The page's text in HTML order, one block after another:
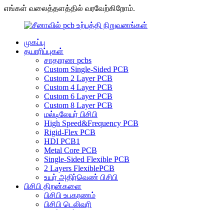
எங்கள் வலைத்தளத்தில் வரவேற்கிறோம்.
முகப்பு
தயாரிப்புகள்
சாதாரண pcbs
Custom Single-Sided PCB
Custom 2 Layer PCB
Custom 4 Layer PCB
Custom 6 Layer PCB
Custom 8 Layer PCB
மல்டிலேயர் பிசிபி
High Speed&Frequency PCB
Rigid-Flex PCB
HDI PCB1
Metal Core PCB
Single-Sided Flexible PCB
2 Layers FlexiblePCB
உயர் அதிர்வெண் பிசிபி
பிசிபி திறன்களை
பிசிபி உபகரணம்
பிசிபி டெலிவரி